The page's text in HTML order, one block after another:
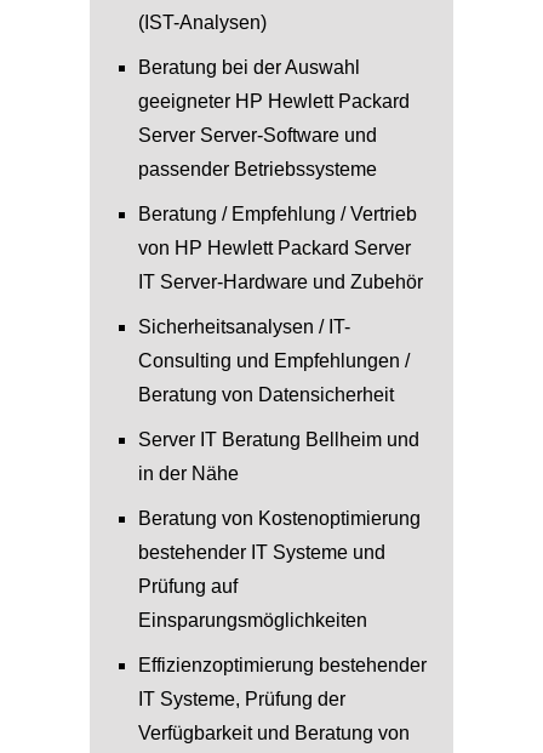
(IST-Analysen)
Beratung bei der Auswahl
geeigneter HP Hewlett Packard
Server Server-Software und
passender Betriebssysteme
Beratung / Empfehlung / Vertrieb
von HP Hewlett Packard Server
IT Server-Hardware und Zubehör
Sicherheitsanalysen / IT-
Consulting und Empfehlungen /
Beratung von Datensicherheit
Server IT Beratung Bellheim und
in der Nähe
Beratung von Kostenoptimierung
bestehender IT Systeme und
Prüfung auf
Einsparungsmöglichkeiten
Effizienzoptimierung bestehender
IT Systeme, Prüfung der
Verfügbarkeit und Beratung von